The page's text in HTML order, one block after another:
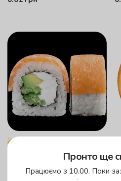
БЕЗКОШТОВНА
Філадельфія Класік
Рис, норі, лосось, сир
Пронто ще
Працюємо з 10.00. Поки